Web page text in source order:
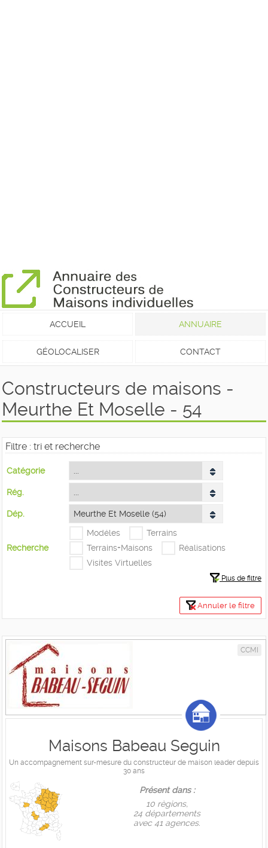
ACCUEIL ANNUAIRE
GÉOLOCALISER CONTACT
Constructeurs de maisons -
Meurthe Et Moselle - 54
Filtre : tri et recherche
Catégorie
Rég.
Dép.
Recherche
Modéles
Terrains
Terrains+Maisons
Réalisations
Visites Virtuelles
Plus de filtre
Annuler le filtre
CCMI
Maisons Babeau Seguin
Un accompagnement sur-mesure du constructeur de maison leader depuis
30 ans
Présent dans :
10 règions,
24 départements
avec 41 agences.